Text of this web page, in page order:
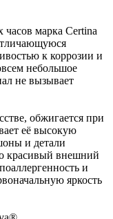
часов марка Certina
к коррозии и
небольшое
не вызывает
обжигается при
её высокую
и детали
красивый внешний
и
яркость